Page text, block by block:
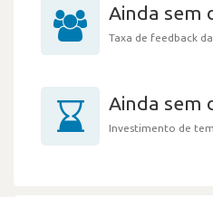
Ainda sem
Taxa de feedback
Ainda sem
Investimento de